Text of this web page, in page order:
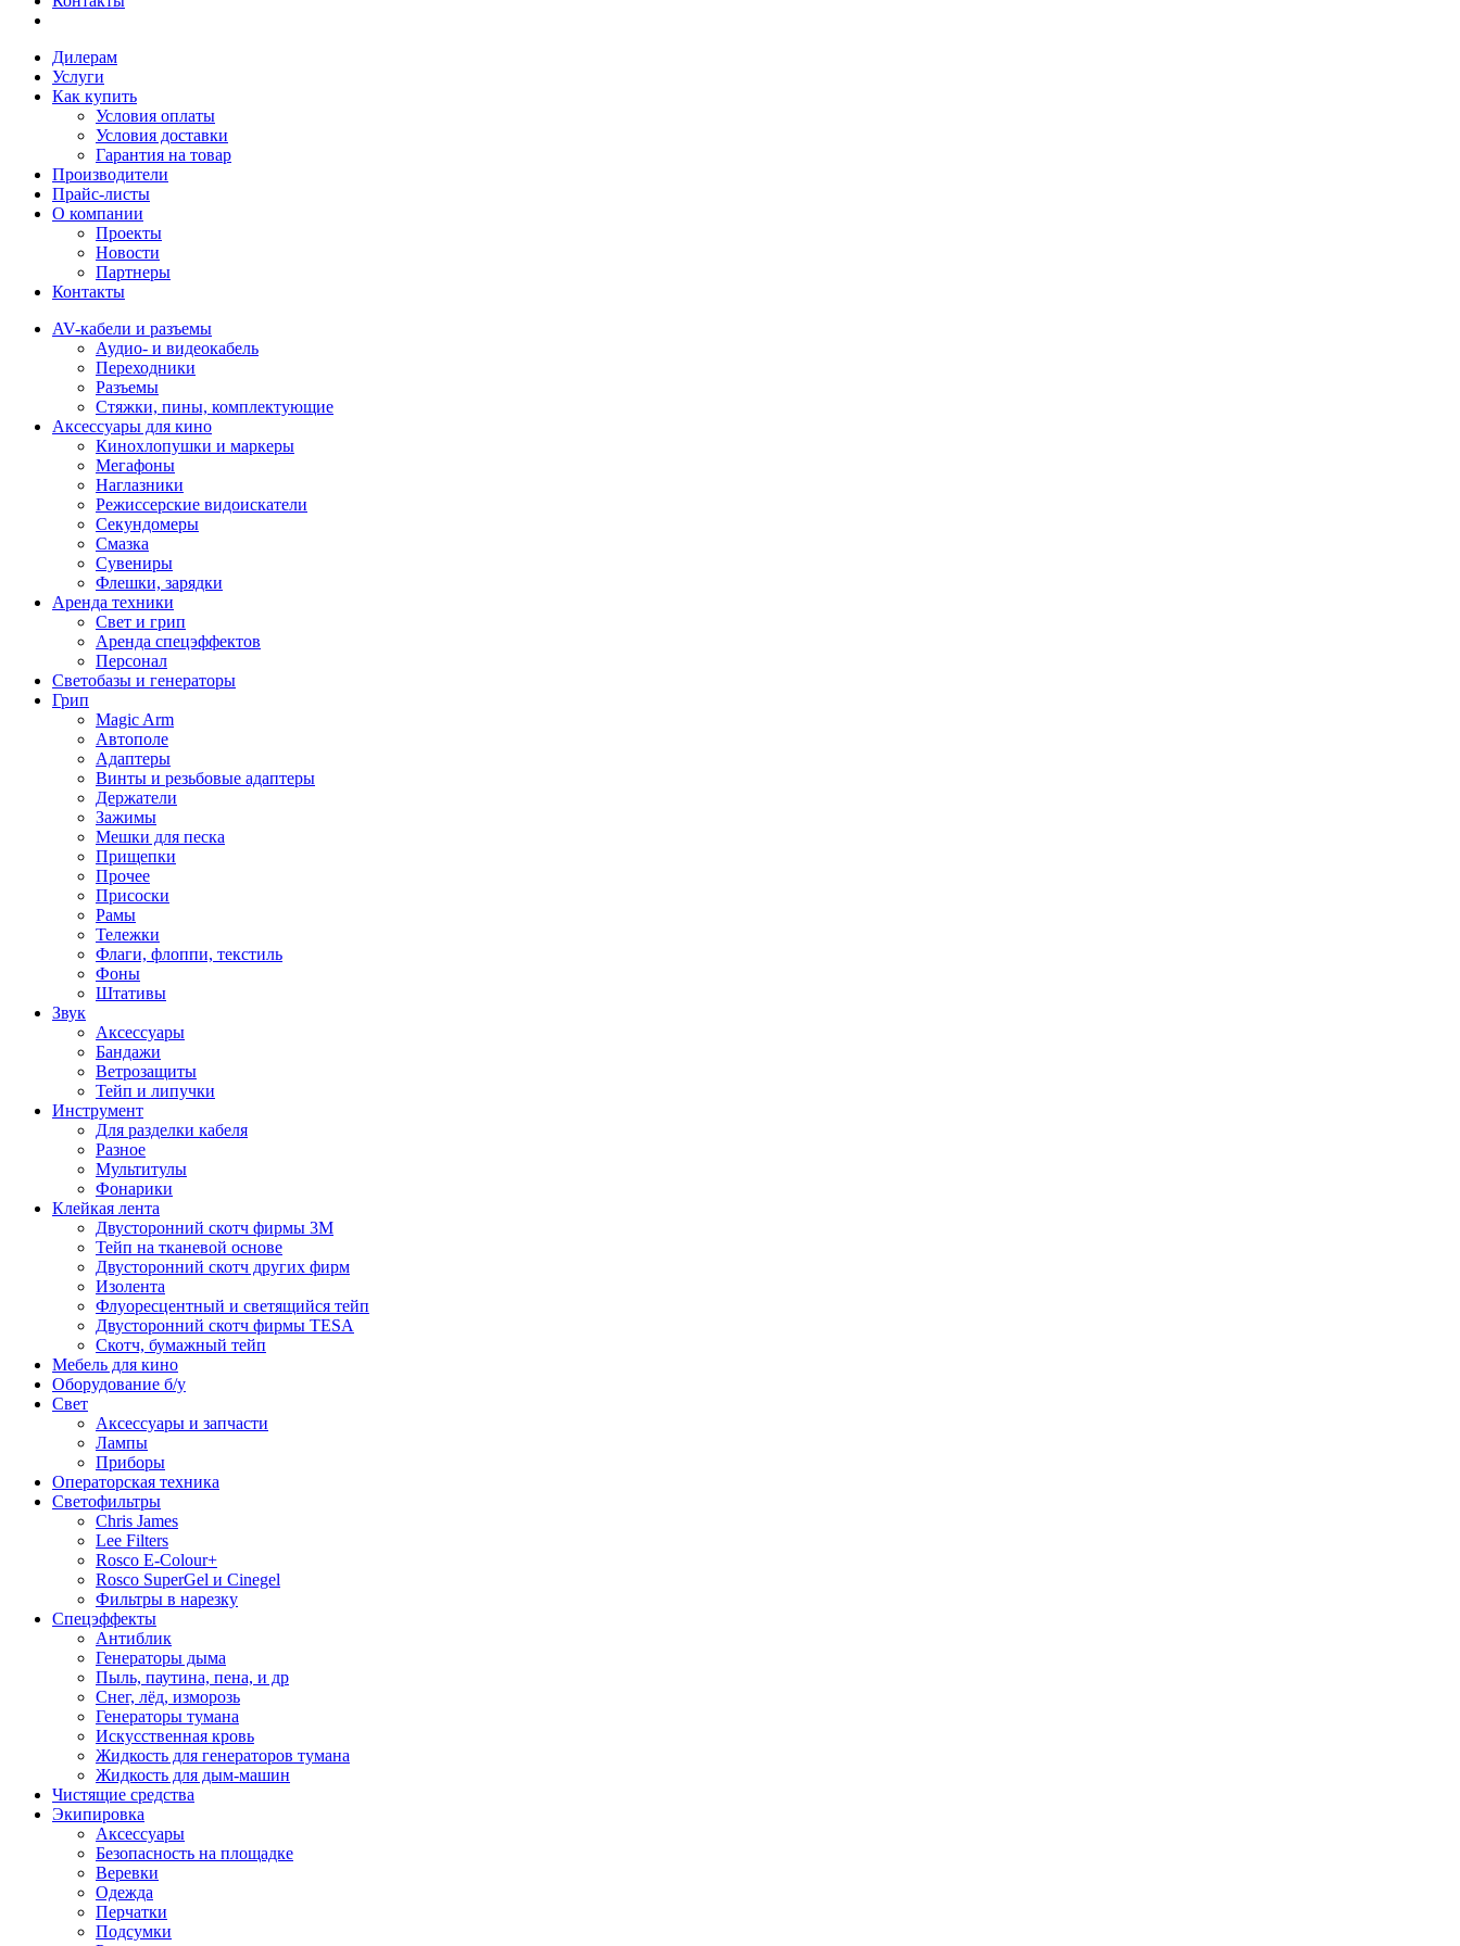
Дилерам
Услуги
Как купить
Условия оплаты
Условия доставки
Гарантия на товар
Производители
Прайс-листы
О компании
Проекты
Новости
Партнеры
Контакты
AV-кабели и разъемы
Аудио- и видеокабель
Переходники
Разъемы
Стяжки, пины, комплектующие
Аксессуары для кино
Кинохлопушки и маркеры
Мегафоны
Наглазники
Режиссерские видоискатели
Секундомеры
Смазка
Сувениры
Флешки, зарядки
Аренда техники
Свет и грип
Аренда спецэффектов
Персонал
Светобазы и генераторы
Грип
Magic Arm
Автополе
Адаптеры
Винты и резьбовые адаптеры
Держатели
Зажимы
Мешки для песка
Прищепки
Прочее
Присоски
Рамы
Тележки
Флаги, флоппи, текстиль
Фоны
Штативы
Звук
Аксессуары
Бандажи
Ветрозащиты
Тейп и липучки
Инструмент
Для разделки кабеля
Разное
Мультитулы
Фонарики
Клейкая лента
Двусторонний скотч фирмы 3M
Тейп на тканевой основе
Двусторонний скотч других фирм
Изолента
Флуоресцентный и светящийся тейп
Двусторонний скотч фирмы TESA
Скотч, бумажный тейп
Мебель для кино
Оборудование б/у
Свет
Аксессуары и запчасти
Лампы
Приборы
Операторская техника
Светофильтры
Chris James
Lee Filters
Rosco E-Colour+
Rosco SuperGel и Cinegel
Фильтры в нарезку
Спецэффекты
Антиблик
Генераторы дыма
Пыль, паутина, пена, и др
Снег, лёд, изморозь
Генераторы тумана
Искусственная кровь
Жидкость для генераторов тумана
Жидкость для дым-машин
Чистящие средства
Экипировка
Аксессуары
Безопасность на площадке
Веревки
Одежда
Перчатки
Подсумки